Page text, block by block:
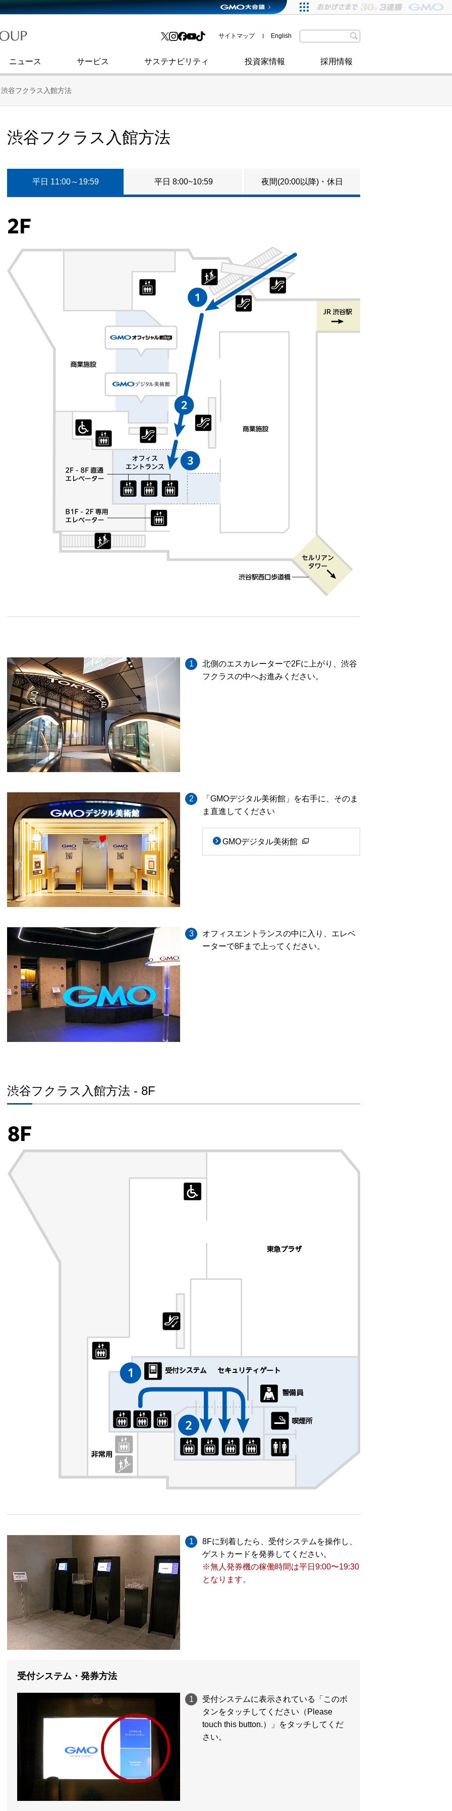
社史
渋谷フクラス入館方法
ニュース
取材のお申し込みについて
サービス
その他
サステナビリティ
ン
SDGsへの取り組み
政府・自治体からの認定
投資家情報
よくあるご質問 格付・社債情報
採用情報
サイトマップ English
渋谷フクラス入館方法
渋谷フクラス入館方法
平日 11:00～19:59 平日 8:00~10:59 夜間(20:00以降)・休日
1
北側のエスカレーターで2Fに上がり、渋谷
フクラスの中へお進みください。
2
「GMOデジタル美術館」を右手に、そのま
ま直進してください
GMOデジタル美術館
3
オフィスエントランスの中に入り、エレベ
ーターで8Fまで上ってください。
渋谷フクラス入館方法 - 8F
1
8Fに到着したら、受付システムを操作し、
ゲストカードを発券してください。
※無人発券機の稼働時間は平日9:00〜19:30
となります。
受付システム・発券方法
1
受付システムに表示されている「このボ
タンをタッチしてください（Please
touch this button.）」をタッチしてくだ
さい。